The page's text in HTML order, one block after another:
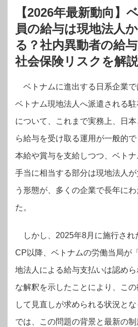
【2026年最新動向】
員の給与は現地法人
る？社内異動者の給
社会保険リスクを解説
ベトナムに進出する日系企業で
ベトナム現地法人へ派遣される駐
について、これまで実務上、日
ら給与を受け取る運用が一般的
本給や賞与を支給しつつ、ベト
手当に相当する部分は現地法人
う形態が、多くの企業で長年に
た。
しかし、2025年8月に施行され
CP以降、ベトナムの労働当局が
地法人による給与支払いは認め
な解釈を示したことにより、こ
して見直しが求められる状況と
では、この問題の背景と最新の